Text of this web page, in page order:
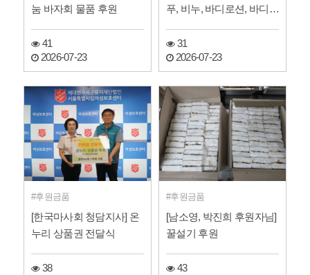
눔 바자회 물품 후원
41
2026-07-23
푸, 비누, 바디로션, 바디워
31
2026-07-23
후원금품
[한국마사회 청담지사] 온
누리 상품권 전달식
38
후원금품
[남소영, 박진희 후원자님]
꿀설기 후원
43